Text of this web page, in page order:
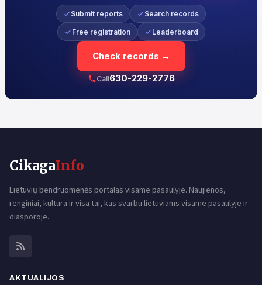
Submit reports Search records
Free registration Leaderboard
Check records →
Call630-229-2776
CikagaInfo
Lietuvių bendruomenės portalas visame pasaulyje. Naujienos,
renginiai, kultūra ir visa tai, kas svarbu lietuviams visame pasaulyje ir
diasporoje.
AKTUALIJOS